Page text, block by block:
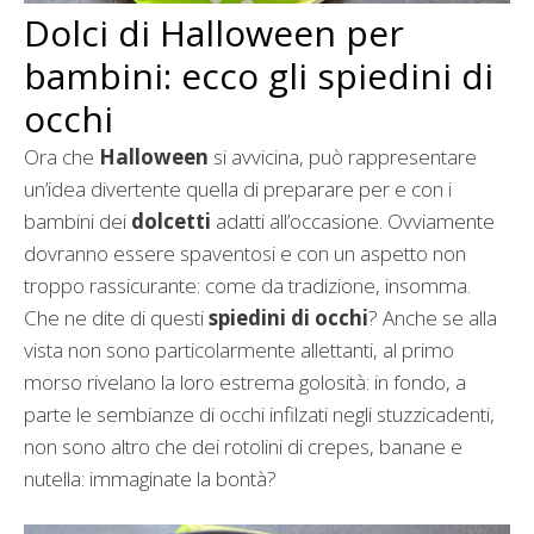
Dolci di Halloween per
bambini: ecco gli spiedini di
occhi
Ora che Halloween si avvicina, può rappresentare
un’idea divertente quella di preparare per e con i
bambini dei dolcetti adatti all’occasione. Ovviamente
dovranno essere spaventosi e con un aspetto non
troppo rassicurante: come da tradizione, insomma.
Che ne dite di questispiedini di occhi? Anche se alla
vista non sono particolarmente allettanti, al primo
morso rivelano la loro estrema golosità: in fondo, a
parte le sembianze di occhi infilzati negli stuzzicadenti,
non sono altro che dei rotolini di crepes, banane e
nutella: immaginate la bontà?